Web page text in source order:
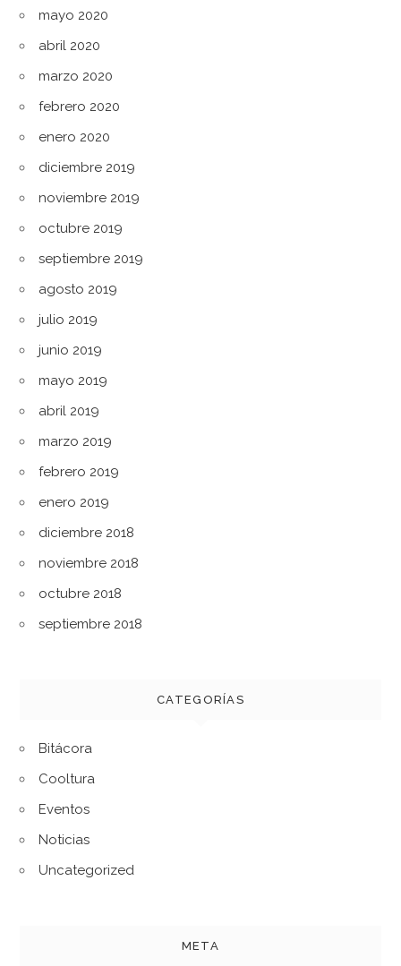
mayo 2020
abril 2020
marzo 2020
febrero 2020
enero 2020
diciembre 2019
noviembre 2019
octubre 2019
septiembre 2019
agosto 2019
julio 2019
junio 2019
mayo 2019
abril 2019
marzo 2019
febrero 2019
enero 2019
diciembre 2018
noviembre 2018
octubre 2018
septiembre 2018
CATEGORÍAS
Bitácora
Cooltura
Eventos
Noticias
Uncategorized
META